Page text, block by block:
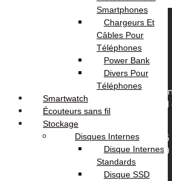
OmegaNet est Le spécialiste de la
Tunisie. Nous disposons du plus
meilleurs prix en Tunisie.
Av. Habib Bourguiba, Tunis 1095
+(216) 31 420 566 / 96 657 549
contact@omeganet.tn
Lundi - Dimanche / 09H - 22H
Smartphones
Chargeurs Et
Câbles Pour
Téléphones
Power Bank
Divers Pour
Téléphones
Smartwatch
Écouteurs sans fil
Stockage
Disques Internes
Disque Internes
Standards
Disque SSD